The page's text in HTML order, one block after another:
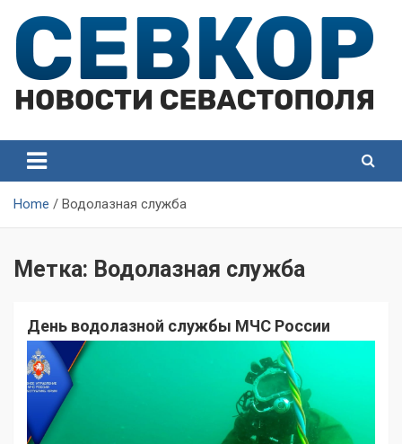
content
Севастополя
Севастополя
Home Водолазная служба
Метка: Водолазная служба
День водолазной службы МЧС России